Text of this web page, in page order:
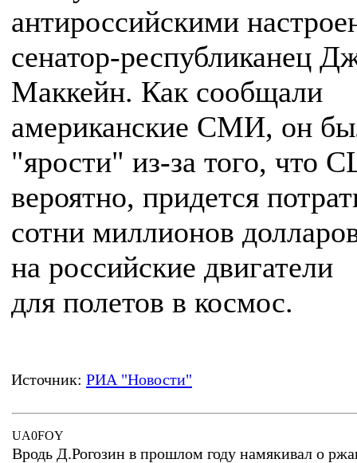
антироссийскими
сенатор-республиканец
Маккейн. Как сообщали
американские СМИ, он
"ярости" из-за того, что
вероятно, придется
сотни миллионов
на российские двигатели
для полетов в космос.
Источник: РИА "Новости"
UA0FOY
Вродь Д.Рогозин в прошлом году намякивал о